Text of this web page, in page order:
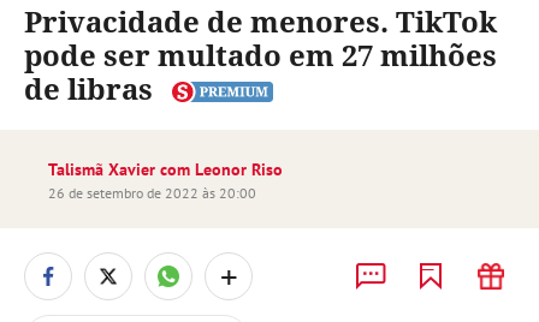
Privacidade de menores. TikTok
pode ser multado em 27 milhões
de libras
Talismã Xavier com Leonor Riso
26 de setembro de 2022 às 20:00
+